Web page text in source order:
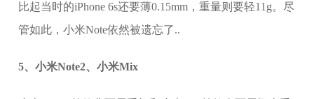
比起当时的iPhone 6s还要薄0.15mm，重量则要轻11g。尽
管如此，小米Note依然被遗忘了..
5、小米Note2、小米Mix